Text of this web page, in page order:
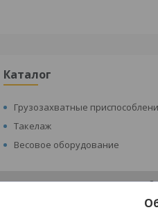
Каталог
Грузозахватные
Такелаж
Весовое оборудование